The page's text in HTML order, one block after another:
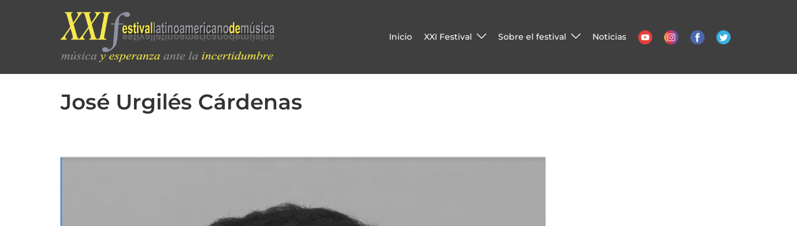
Inicio XXI Festival Sobre el festival Noticias
José Urgilés Cárdenas